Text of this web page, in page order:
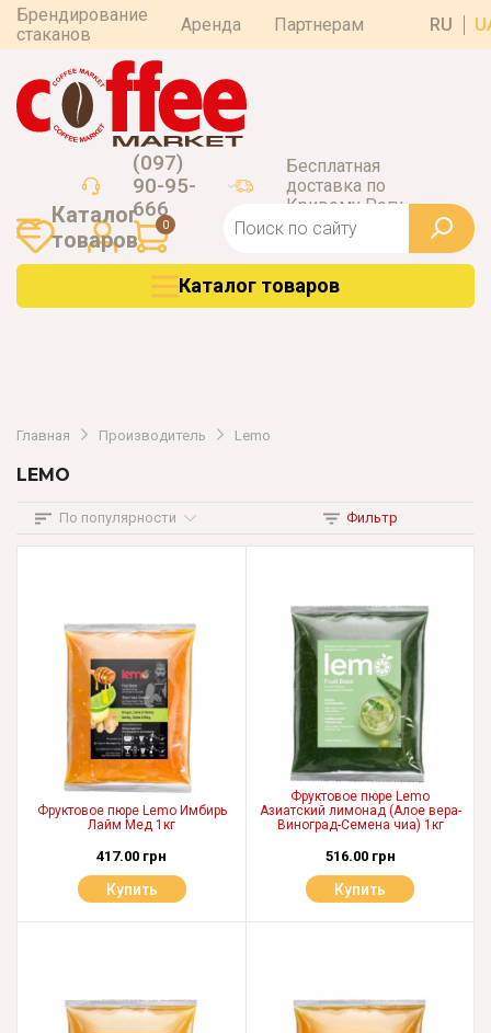
Брендирование
стаканов
Аренда Партнерам RU
(097)
90-95-
666
Бесплатная
доставка по
Кривому Рогу
0
Каталог
товаров
Каталог товаров
Главная Производитель Lemo
LEMO
По популярности Фильтр
Фруктовое пюре Lemo Имбирь
Лайм Мед 1кг
417.00 грн
Купить
Фруктовое пюре Lemo
Азиатский лимонад (Алое вера-
Виноград-Семена чиа) 1кг
516.00 грн
Купить